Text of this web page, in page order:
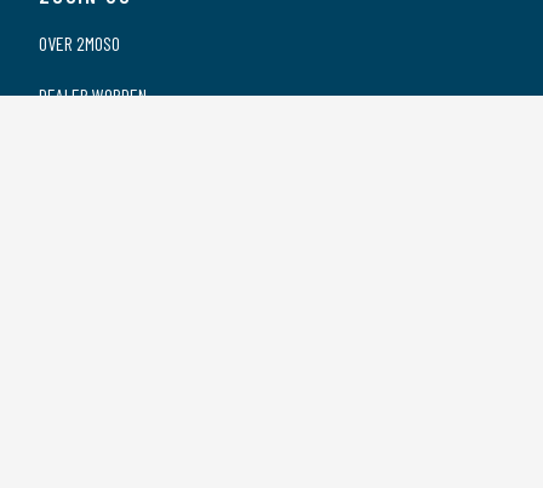
OVER 2MOSO
DEALER WORDEN